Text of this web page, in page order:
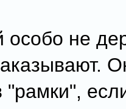
не
"рамки",